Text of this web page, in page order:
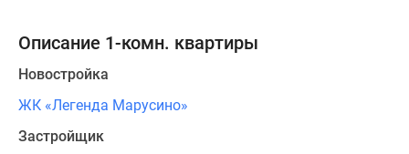
Описание 1-комн. квартиры
Новостройка
ЖК «Легенда Марусино»
Застройщик